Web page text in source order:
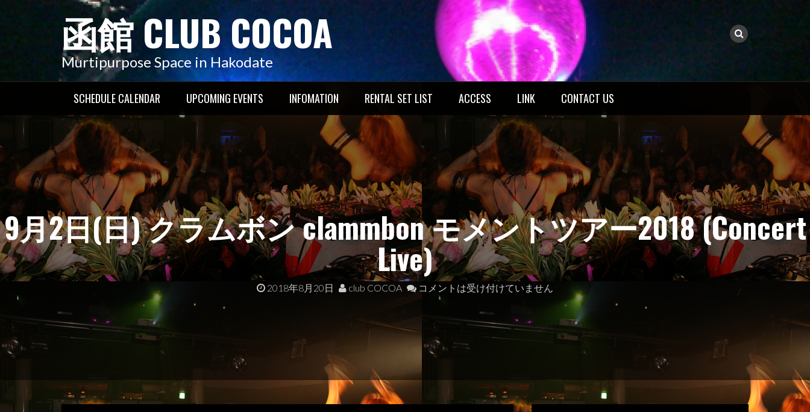
へ
プ
函館 CLUB COCOA
Murtipurpose Space in Hakodate
SCHEDULE CALENDAR UPCOMING EVENTS INFOMATION RENTAL SET LIST ACCESS LINK CONTACT US
9月2日(日) クラムボン clammbon モメントツアー2018 (Concert
Live)
2018年8月20日 club COCOA コメントは受け付けていません